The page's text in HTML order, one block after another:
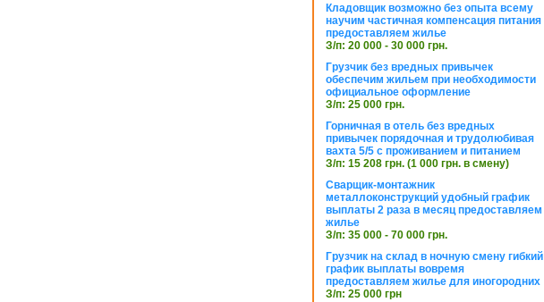
Кладовщик возможно без опыта всему
научим частичная компенсация питания
предоставляем жилье
З/п: 20 000 - 30 000 грн.
Грузчик без вредных привычек
обеспечим жильем при необходимости
официальное оформление
З/п: 25 000 грн.
Горничная в отель без вредных
привычек порядочная и трудолюбивая
вахта 5/5 с проживанием и питанием
З/п: 15 208 грн. (1 000 грн. в смену)
Сварщик-монтажник
металлоконструкций удобный график
выплаты 2 раза в месяц предоставляем
жилье
З/п: 35 000 - 70 000 грн.
Грузчик на склад в ночную смену гибкий
график выплаты вовремя
предоставляем жилье для иногородних
З/п: 25 000 грн